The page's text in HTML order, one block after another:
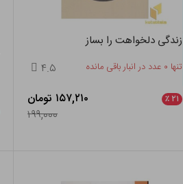
زندگی دلخواهت را بساز
تنها ۰ عدد در انبار باقی مانده ۴.۵
۲۱ ٪
۱۵۷,۲۱۰ تومان
۱۹۹,۰۰۰